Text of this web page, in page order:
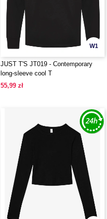
W1
JUST T'S JT019 - Contemporary
long-sleeve cool T
55,99 zł